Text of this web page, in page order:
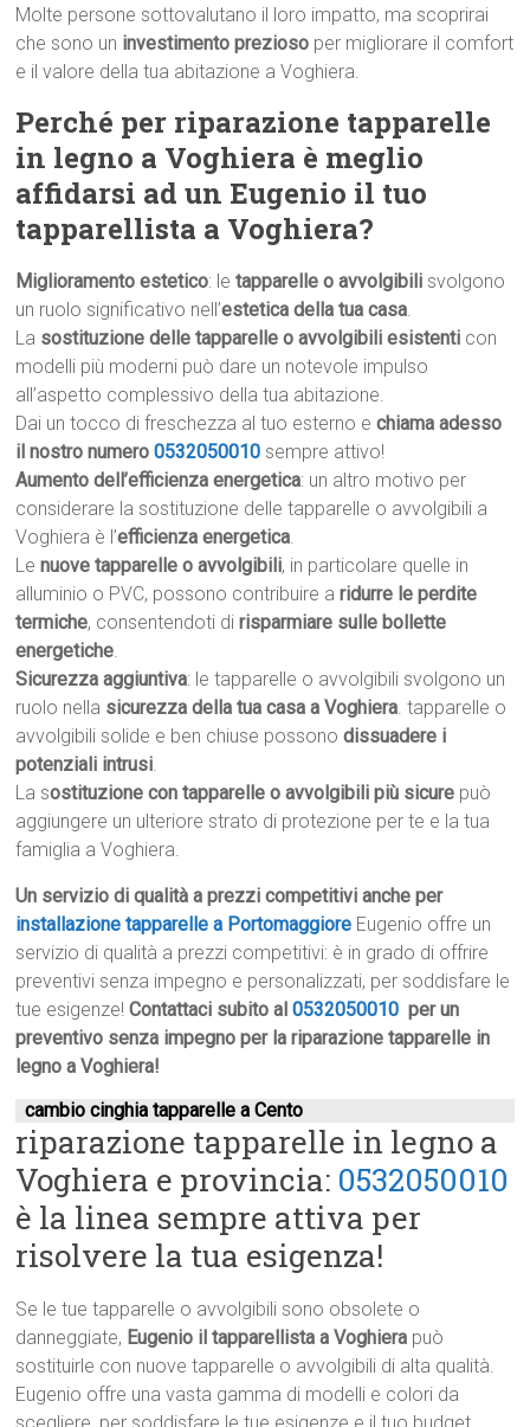
Molte persone sottovalutano il loro impatto, ma scoprirai
che sono un investimento prezioso per migliorare il comfort
e il valore della tua abitazione a Voghiera.
Perché per riparazione tapparelle
in legno a Voghiera è meglio
affidarsi ad un Eugenio il tuo
tapparellista a Voghiera?
Miglioramento estetico: letapparelle o avvolgibili svolgono
un ruolo significativo nell’estetica della tua casa.
La sostituzione delle tapparelle o avvolgibili esistenti con
modelli più moderni può dare un notevole impulso
all’aspetto complessivo della tua abitazione.
Dai un tocco di freschezza al tuo esterno echiama adesso
il nostro numero0532050010 sempre attivo!
Aumento dell’efficienza energetica: un altro motivo per
considerare la sostituzione delle tapparelle o avvolgibili a
Voghiera è l’efficienza energetica.
Lenuove tapparelle o avvolgibili, in particolare quelle in
alluminio o PVC, possono contribuire aridurre le perdite
termiche, consentendoti dirisparmiare sulle bollette
energetiche.
Sicurezza aggiuntiva: le tapparelle o avvolgibili svolgono un
ruolo nella sicurezza della tua casa a Voghiera. tapparelle o
avvolgibili solide e ben chiuse possonodissuadere i
potenziali intrusi.
La sostituzione con tapparelle o avvolgibili più sicure può
aggiungere un ulteriore strato di protezione per te e la tua
famiglia a Voghiera.
Un servizio di qualità a prezzi competitivi anche per
installazione tapparelle a Portomaggiore Eugenio offre un
servizio di qualità a prezzi competitivi: è in grado di offrire
preventivi senza impegno e personalizzati, per soddisfare le
tue esigenze!Contattaci subito al0532050010 per un
preventivo senza impegno per la riparazione tapparelle in
legno a Voghiera!
cambio cinghia tapparelle a Cento
riparazione tapparelle in legno a
Voghiera e provincia: 0532050010
è la linea sempre attiva per
risolvere la tua esigenza!
Se le tue tapparelle o avvolgibili sono obsolete o
danneggiate, Eugenio il tapparellista a Voghiera può
sostituirle con nuove tapparelle o avvolgibili di alta qualità.
Eugenio offre una vasta gamma di modelli e colori da